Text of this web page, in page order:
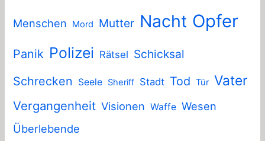
Menschen Mord Mutter Nacht Opfer
Panik Polizei Rätsel Schicksal
Schrecken
Seele Sheriff Stadt Tod Tür Vater
Vergangenheit Visionen Waffe Wesen
Überlebende